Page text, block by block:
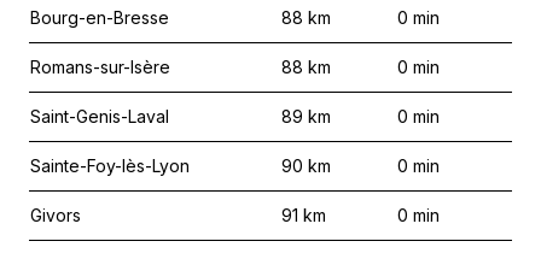
Bourg-en-Bresse 88 km 0 min
Romans-sur-Isère 88 km 0 min
Saint-Genis-Laval 89 km 0 min
Sainte-Foy-lès-Lyon 90 km 0 min
Givors 91 km 0 min